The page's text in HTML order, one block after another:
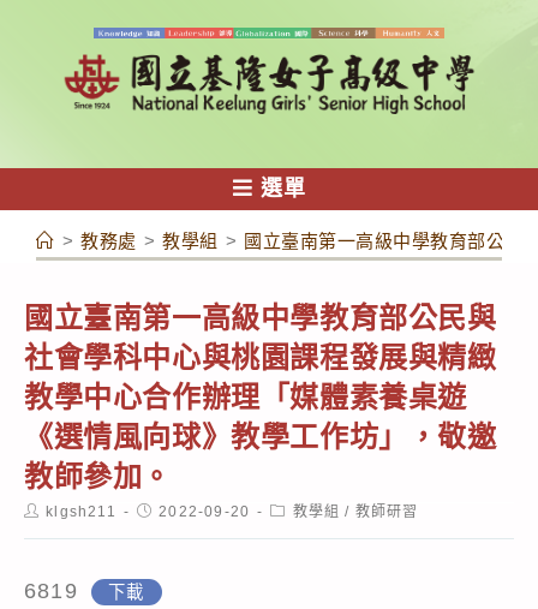
容
選單
> 教務處 > 教學組 > 國立臺南第一高級中學教育部公民
國立臺南第一高級中學教育部公民與
社會學科中心與桃園課程發展與精緻
教學中心合作辦理「媒體素養桌遊
《選情風向球》教學工作坊」，敬邀
教師參加。
Postklgsh211
Post2022-09-20
Post教學組 / 教師研習
6819 下載